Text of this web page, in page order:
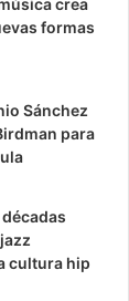
formas
Sánchez
para
cultura hip